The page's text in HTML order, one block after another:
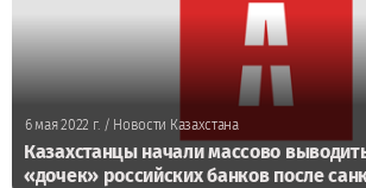
6 мая 2022 г. / Новости Казахстана
Казахстанцы начали массово
«дочек» российских банков после